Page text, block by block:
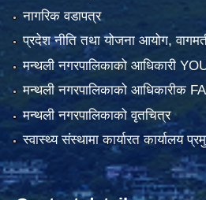
नागरिक वडापत्र
प्रदेश नीति तथा योजना आयोग,
मन्थली नगरपालिकाको आधिकारी
मन्थली नगरपालिकाको आधिकारीक
मन्थली नगरपालिकाको वृतचित्र
स्वास्थ्य संस्थामा कार्यारत कार्यालय